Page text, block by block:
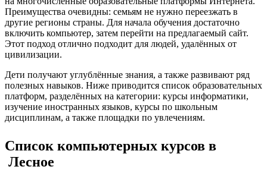
Преимущества очевидны: семьям не нужно переезжать в
другие регионы страны. Для начала обучения достаточно
включить компьютер, затем перейти на предлагаемый сайт.
Этот подход отлично подходит для людей, удалённых от
цивилизации.
Дети получают углублённые знания, а также развивают ряд
полезных навыков. Ниже приводится список образовательных
платформ, разделённых на категории: курсы информатики,
изучение иностранных языков, курсы по школьным
дисциплинам, а также площадки по увлечениям.
Список компьютерных курсов в
Лесное